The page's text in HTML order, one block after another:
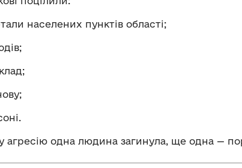
населених пунктів області;
агресію одна людина загинула, ще одна —